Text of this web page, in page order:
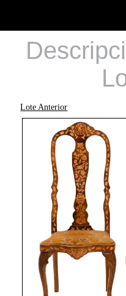
Lote Anterior